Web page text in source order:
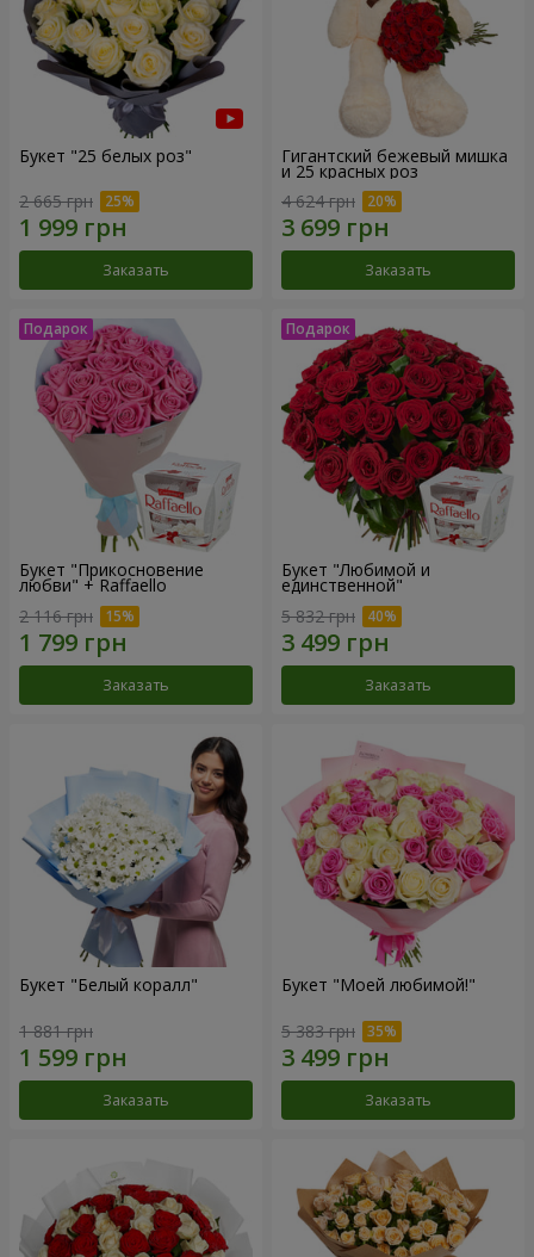
Букет "25 белых роз"
2 665 грн
Заказать
Гигантский бежевый мишка
и 25 красных роз
4 624 грн
Заказать
Букет "Прикосновение
любви" + Raffaello
2 116 грн
Заказать
Букет "Любимой и
единственной"
5 832 грн
Заказать
Букет "Белый коралл"
1 881 грн
Заказать
Букет "Моей любимой!"
5 383 грн
Заказать